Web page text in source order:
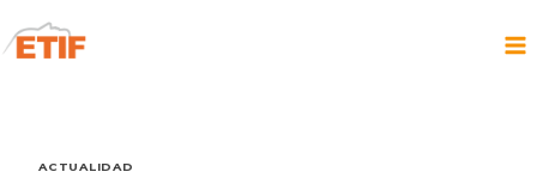
al
contenido
ACTUALIDAD